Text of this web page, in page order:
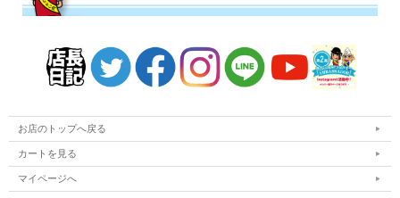
お店のトップへ戻る
カートを見る
マイページへ